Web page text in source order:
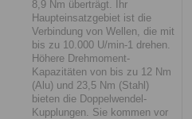
8,9 Nm überträgt. Ihr
Haupteinsatzgebiet ist die
Verbindung von Wellen, die mit
bis zu 10.000 U/min-1 drehen.
Höhere Drehmoment-
Kapazitäten von bis zu 12 Nm
(Alu) und 23,5 Nm (Stahl)
bieten die Doppelwendel-
Kupplungen. Sie kommen vor